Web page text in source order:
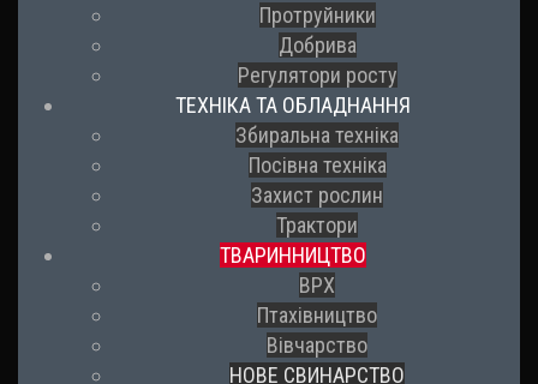
Протруйники
Добрива
Регулятори росту
ТЕХНІКА ТА ОБЛАДНАННЯ
Збиральна техніка
Посівна техніка
Захист рослин
Трактори
ТВАРИННИЦТВО
ВРХ
Птахівництво
Вівчарство
НОВЕ СВИНАРСТВО